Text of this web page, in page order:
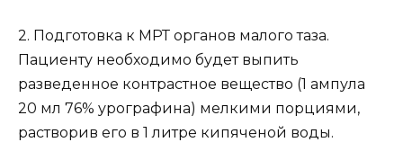
2. Подготовка к МРТ органов малого таза.
Пациенту необходимо будет выпить
разведенное контрастное вещество (1 ампула
20 мл 76% урографина) мелкими порциями,
растворив его в 1 литре кипяченой воды.